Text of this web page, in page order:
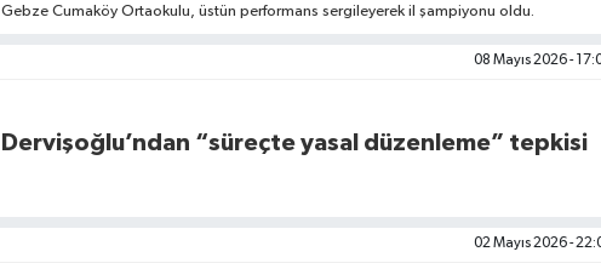
Gebze Cumaköy Ortaokulu, üstün performans sergileyerek il şampiyonu oldu.
08 Mayıs 2026 -
Dervişoğlu’ndan “süreçte yasal düzenleme” tepkisi
02 Mayıs 2026 -